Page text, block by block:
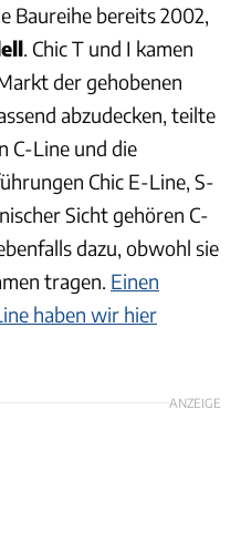
Baureihe bereits 2002,
. Chic T und I kamen
der gehobenen
abzudecken, teilte
C-Line und die
Chic E-Line, S-
Sicht gehören C-
dazu, obwohl sie
tragen. Einen
haben wir hier
ANZEIGE